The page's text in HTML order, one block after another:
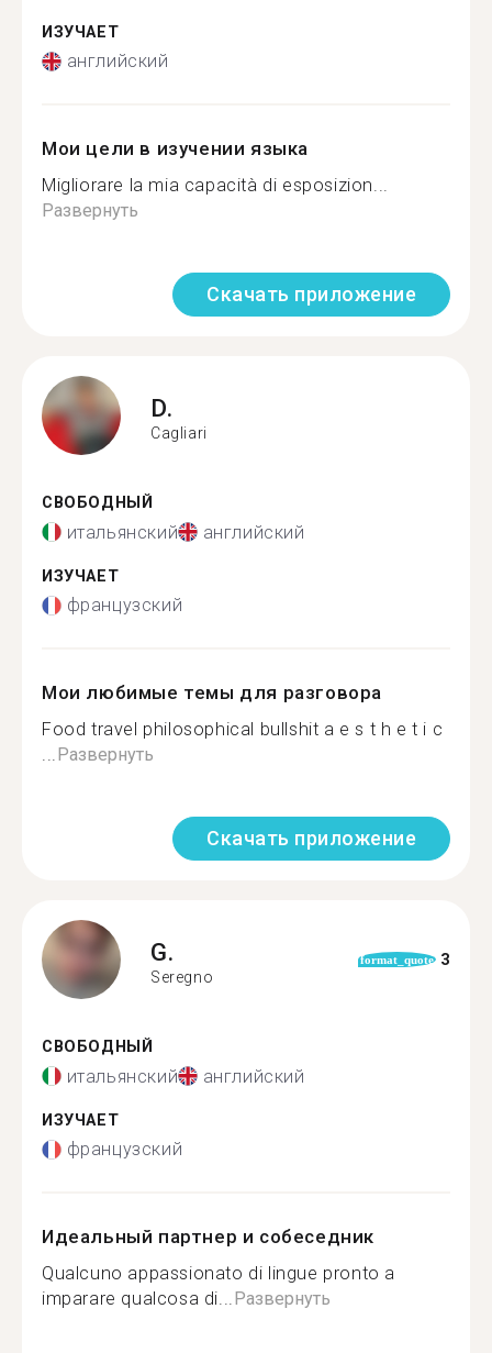
ИЗУЧАЕТ
английский
Мои цели в изучении языка
Migliorare la mia capacità di esposizion...
Развернуть
Скачать приложение
D.
Cagliari
СВОБОДНЫЙ
итальянский английский
ИЗУЧАЕТ
французский
Мои любимые темы для разговора
Food travel philosophical bullshit a e s t h e t i c
...Развернуть
Скачать приложение
G.
Seregno
format_quote 3
СВОБОДНЫЙ
итальянский английский
ИЗУЧАЕТ
французский
Идеальный партнер и собеседник
Qualcuno appassionato di lingue pronto a
imparare qualcosa di...Развернуть